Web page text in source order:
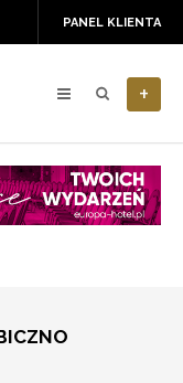
PANEL KLIENTA
+